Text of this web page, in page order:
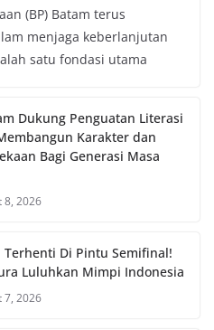
(BP) Batam terus
menjaga keberlanjutan
satu fondasi utama
Dukung Penguatan Literasi
Karakter dan
Bagi Generasi Masa
8, 2026
Terhenti Di Pintu Semifinal!
Luluhkan Mimpi Indonesia
7, 2026